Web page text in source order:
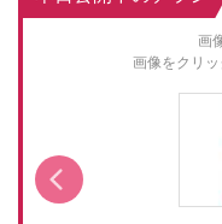
画
画像をクリッ